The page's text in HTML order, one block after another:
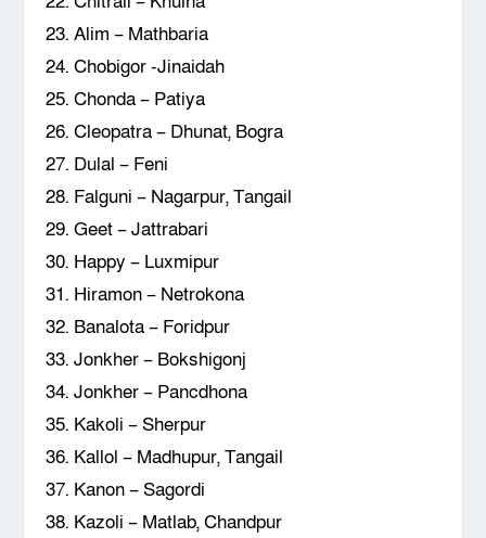
23. Alim – Mathbaria
24. Chobigor -Jinaidah
25. Chonda – Patiya
26. Cleopatra – Dhunat, Bogra
27. Dulal – Feni
28. Falguni – Nagarpur, Tangail
29. Geet – Jattrabari
30. Happy – Luxmipur
31. Hiramon – Netrokona
32. Banalota – Foridpur
33. Jonkher – Bokshigonj
34. Jonkher – Pancdhona
35. Kakoli – Sherpur
36. Kallol – Madhupur, Tangail
37. Kanon – Sagordi
38. Kazoli – Matlab, Chandpur